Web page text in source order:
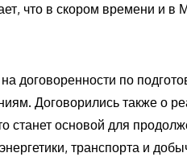
что в скором времени и в
договоренности по
Договорились также о
основой для
транспорта и